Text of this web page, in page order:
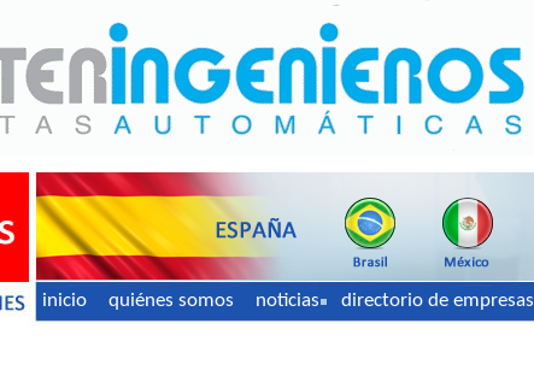
inicio quiénes somos noticias directorio de empresas